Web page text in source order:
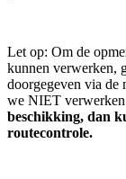
Let op: Om de
kunnen verwerken,
doorgegeven via de
we NIET
beschikking, dan
routecontrole.